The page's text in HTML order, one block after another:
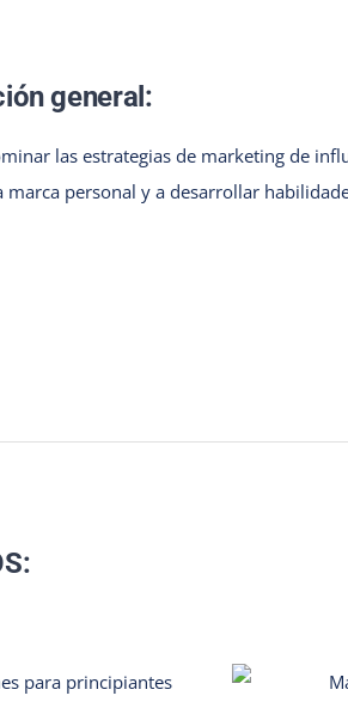
general:
las estrategias de marketing de
marca personal y a desarrollar